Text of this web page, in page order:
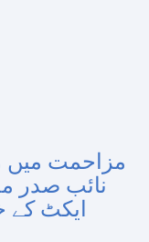
مزاحمت میں
نائب صدر
ایکٹ کے